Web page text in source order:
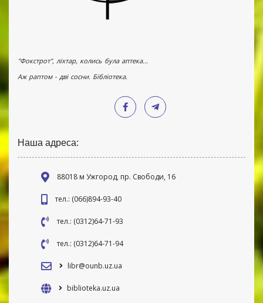
"Фокстрот", ліхтар, колись була аптека...
Аж раптом - дві сосни. Бібліотека.
Наша адреса:
88018 м Ужгород, пр. Свободи, 16
тел.: (066)894-93-40
тел.: (0312)64-71-93
тел.: (0312)64-71-94
libr@ounb.uz.ua
biblioteka.uz.ua